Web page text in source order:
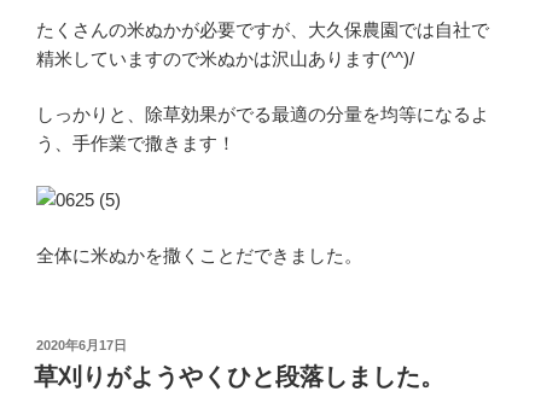
たくさんの米ぬかが必要ですが、大久保農園では自社で
精米していますので米ぬかは沢山あります(^^)/
しっかりと、除草効果がでる最適の分量を均等になるよ
う、手作業で撒きます！
全体に米ぬかを撒くことだできました。
投
稿
日:
2020年6月17日
草刈りがようやくひと段落しました。